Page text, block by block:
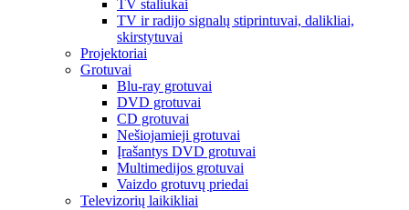
TV staliukai
TV ir radijo signalų stiprintuvai, dalikliai,
skirstytuvai
Projektoriai
Grotuvai
Blu-ray grotuvai
DVD grotuvai
CD grotuvai
Nešiojamieji grotuvai
Įrašantys DVD grotuvai
Multimedijos grotuvai
Vaizdo grotuvų priedai
Televizorių laikikliai